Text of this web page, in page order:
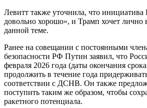
Левитт также уточнила, что инициатива
довольно хорошо», и Трамп хочет лично
данной теме.
Ранее на совещании с постоянными
безопасности РФ Путин заявил, что
февраля 2026 года (даты окончания
продолжить в течение года
соответствии с ДСНВ. Он также
поступить таким же образом, чтобы
ракетного потенциала.